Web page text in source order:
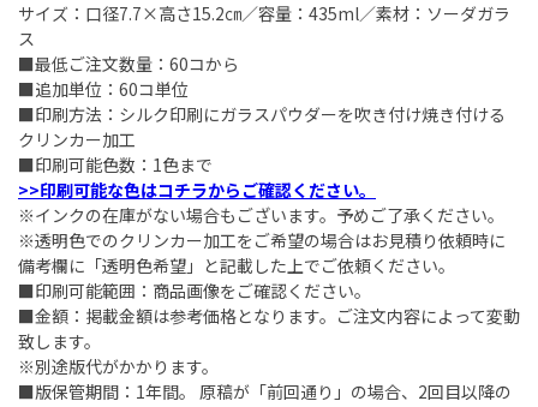
サイズ：口径7.7×高さ15.2㎝／容量：435ml／素材：ソーダガラ
ス
■最低ご注文数量：60コから
■追加単位：60コ単位
■印刷方法：シルク印刷にガラスパウダーを吹き付け焼き付ける
クリンカー加工
■印刷可能色数：1色まで
>>印刷可能な色はコチラからご確認ください。
※インクの在庫がない場合もございます。予めご了承ください。
※透明色でのクリンカー加工をご希望の場合はお見積り依頼時に
備考欄に「透明色希望」と記載した上でご依頼ください。
■印刷可能範囲：商品画像をご確認ください。
■金額：掲載金額は参考価格となります。ご注文内容によって変動
致します。
※別途版代がかかります。
■版保管期間：1年間。 原稿が「前回通り」の場合、2回目以降の